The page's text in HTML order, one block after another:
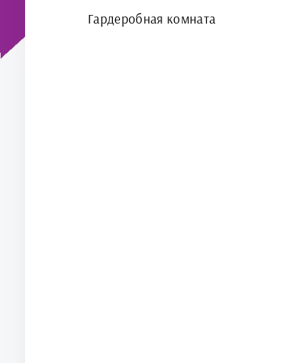
Гардеробная комната